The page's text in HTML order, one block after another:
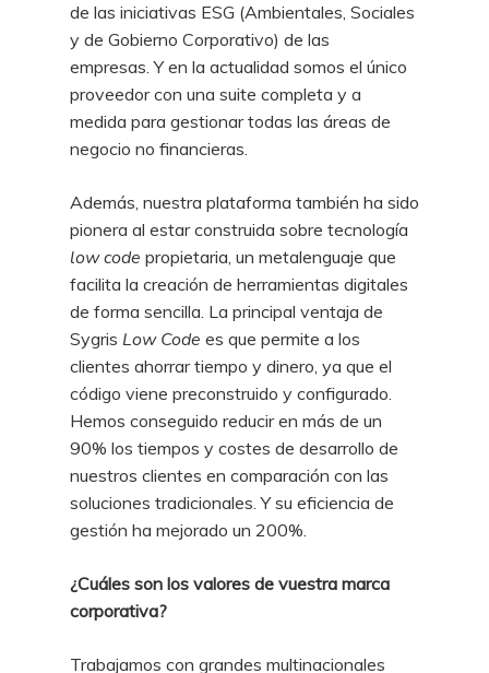
de las iniciativas ESG (Ambientales, Sociales
y de Gobierno Corporativo) de las
empresas. Y en la actualidad somos el único
proveedor con una suite completa y a
medida para gestionar todas las áreas de
negocio no financieras.
Además, nuestra plataforma también ha sido
pionera al estar construida sobre tecnología
low code propietaria, un metalenguaje que
facilita la creación de herramientas digitales
de forma sencilla. La principal ventaja de
Sygris Low Code es que permite a los
clientes ahorrar tiempo y dinero, ya que el
código viene preconstruido y configurado.
Hemos conseguido reducir en más de un
90% los tiempos y costes de desarrollo de
nuestros clientes en comparación con las
soluciones tradicionales. Y su eficiencia de
gestión ha mejorado un 200%.
¿Cuáles son los valores de vuestra marca
corporativa?
Trabajamos con grandes multinacionales